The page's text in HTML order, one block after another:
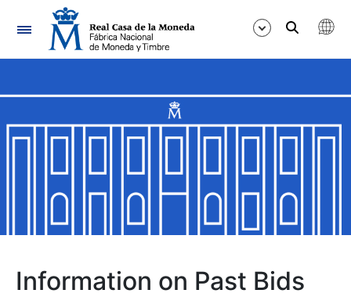
Navigation
Show/Hide
Show/Hide
Show/Hide
Information on Past Bids